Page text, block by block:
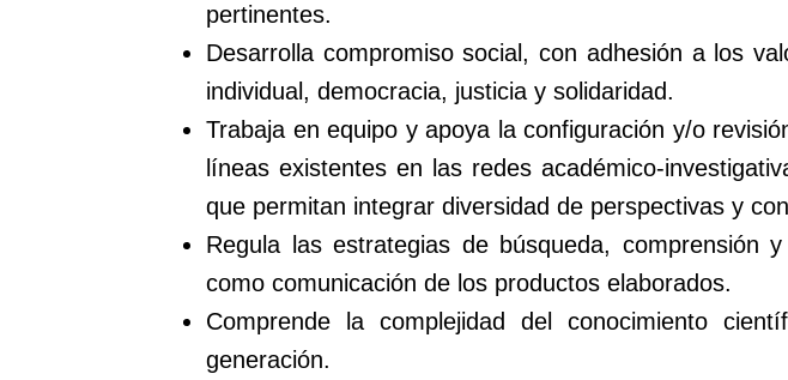
pertinentes.
Desarrolla compromiso social, con adhesión a los
individual, democracia, justicia y solidaridad.
Trabaja en equipo y apoya la configuración y/o
líneas existentes en las redes académico-
que permitan integrar diversidad de perspectivas y
Regula las estrategias de búsqueda, comprensión
como comunicación de los productos elaborados.
Comprende la complejidad del conocimiento
generación.